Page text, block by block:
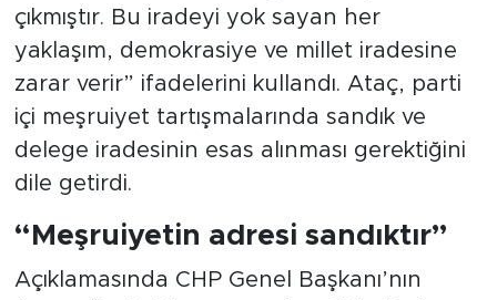
çıkmıştır. Bu iradeyi yok sayan her
yaklaşım, demokrasiye ve millet iradesine
zarar verir” ifadelerini kullandı. Ataç, parti
içi meşruiyet tartışmalarında sandık ve
delege iradesinin esas alınması gerektiğini
dile getirdi.
“Meşruiyetin adresi sandıktır”
Açıklamasında CHP Genel Başkanı’nın